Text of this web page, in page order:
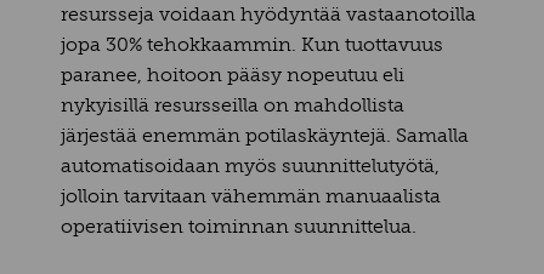
resursseja voidaan hyödyntää vastaanotoilla
jopa 30% tehokkaammin. Kun tuottavuus
paranee, hoitoon pääsy nopeutuu eli
nykyisillä resursseilla on mahdollista
järjestää enemmän potilaskäyntejä. Samalla
automatisoidaan myös suunnittelutyötä,
jolloin tarvitaan vähemmän manuaalista
operatiivisen toiminnan suunnittelua.